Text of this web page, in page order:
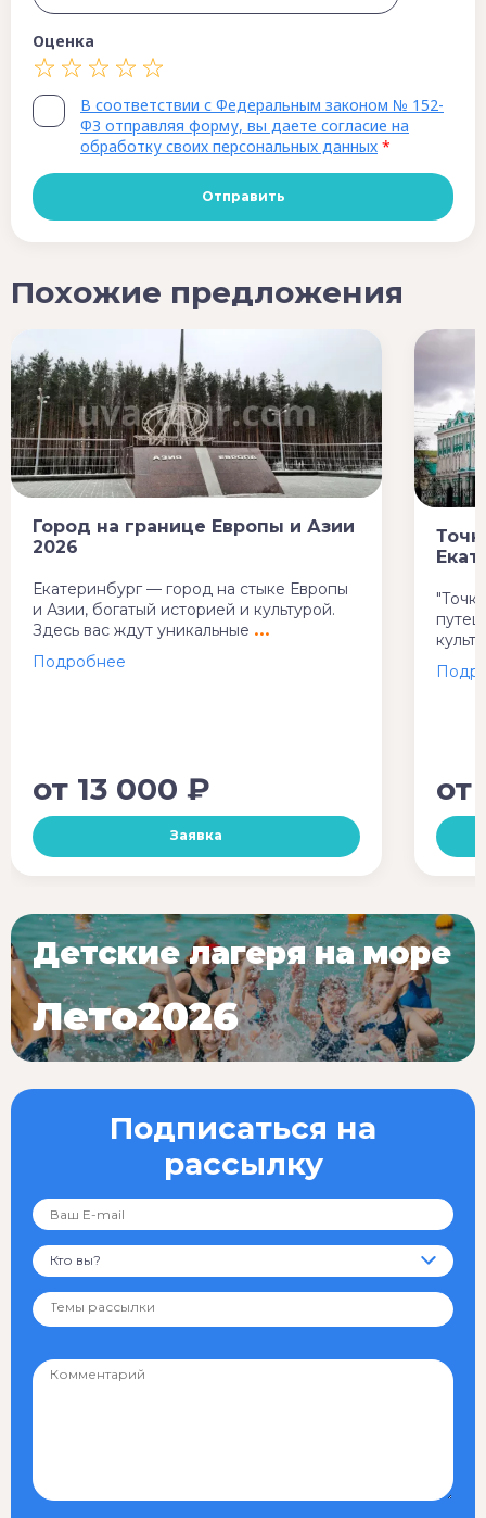
Оценка
В соответствии с Федеральным законом № 152-
ФЗ отправляя форму, вы даете согласие на
обработку своих персональных данных *
Похожие предложения
Город на границе Европы и Азии
2026
Екатеринбург — город на стыке Европы
и Азии, богатый историей и культурой.
Здесь вас ждут уникальные
от 13 000 ₽
Заявка
от
Подписаться на
рассылку
Кто вы?
Детские лагеря на море
Лето2026